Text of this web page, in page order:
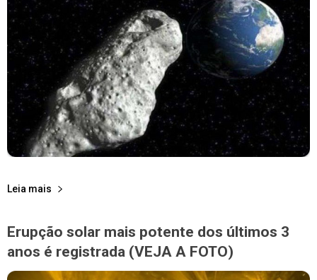
Leia mais
Erupção solar mais potente dos últimos 3
anos é registrada (VEJA A FOTO)